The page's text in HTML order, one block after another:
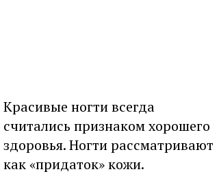
Красивые ногти всегда
считались признаком хорошего
здоровья. Ногти рассматривают
как «придаток» кожи.